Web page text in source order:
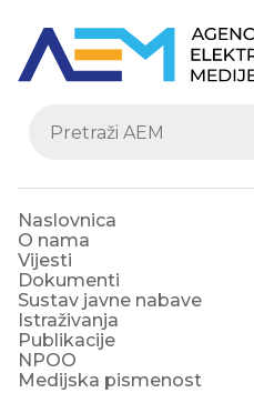
Naslovnica
O nama
Vijesti
Dokumenti
Sustav javne nabave
Istraživanja
Publikacije
NPOO
Medijska pismenost